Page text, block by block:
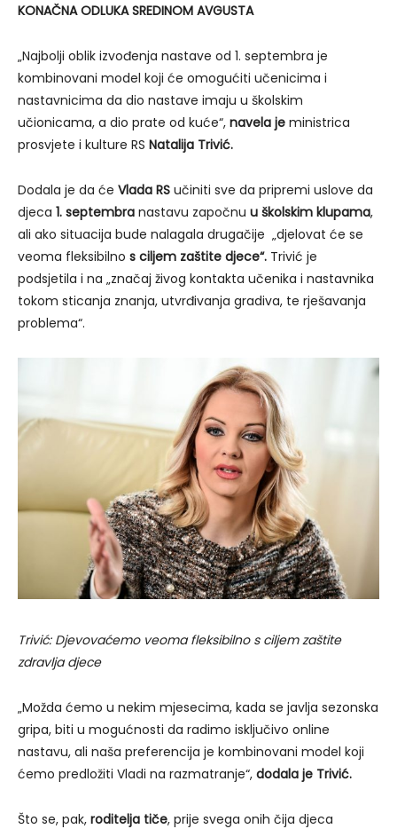
KONAČNA ODLUKA SREDINOM AVGUSTA
„Najbolji oblik izvođenja nastave od 1. septembra je
kombinovani model koji će omogućiti učenicima i
nastavnicima da dio nastave imaju u školskim
učionicama, a dio prate od kuće“, navela je ministrica
prosvjete i kulture RS Natalija Trivić.
Dodala je da će Vlada RS učiniti sve da pripremi uslove da
djeca 1. septembra nastavu započnu u školskim klupama,
ali ako situacija bude nalagala drugačije „djelovat će se
veoma fleksibilno s ciljem zaštite djece“. Trivić je
podsjetila i na „značaj živog kontakta učenika i nastavnika
tokom sticanja znanja, utvrđivanja gradiva, te rješavanja
problema“.
Trivić: Djevovaćemo veoma fleksibilno s ciljem zaštite
zdravlja djece
„Možda ćemo u nekim mjesecima, kada se javlja sezonska
gripa, biti u mogućnosti da radimo isključivo online
nastavu, ali naša preferencija je kombinovani model koji
ćemo predložiti Vladi na razmatranje“, dodala je Trivić.
Što se, pak, roditelja tiče, prije svega onih čija djeca